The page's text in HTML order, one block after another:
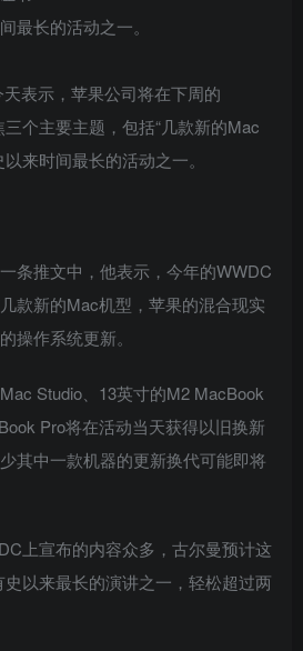
最长的活动之一。
表示，苹果公司将在下周的
个主要主题，包括“几款新的Mac
来时间最长的活动之一。
条推文中，他表示，今年的WWDC
款新的Mac机型，苹果的混合现实
操作系统更新。
Studio、13英寸的M2‌ MacBook
Pro将在活动当天获得以旧换新
其中一款机器的更新换代可能即将
上宣布的内容众多，古尔曼预计这
史以来最长的演讲之一，轻松超过两